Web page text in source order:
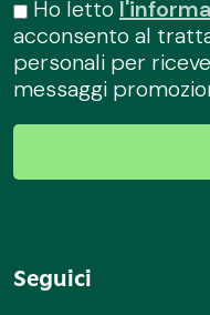
Ho letto
acconsento al
personali per
messaggi
Seguici